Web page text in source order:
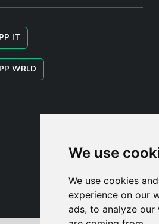
We use
We use cookies
experience on our
ads, to analyze
IT
WRLD